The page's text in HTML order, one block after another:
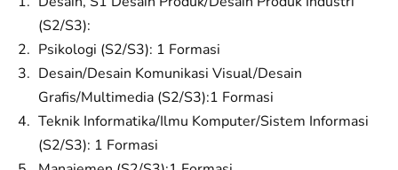
(S2/S3):
Psikologi (S2/S3): 1 Formasi
Desain/Desain Komunikasi Visual/Desain
Grafis/Multimedia (S2/S3):1 Formasi
Teknik Informatika/Ilmu Komputer/Sistem Informasi
(S2/S3): 1 Formasi